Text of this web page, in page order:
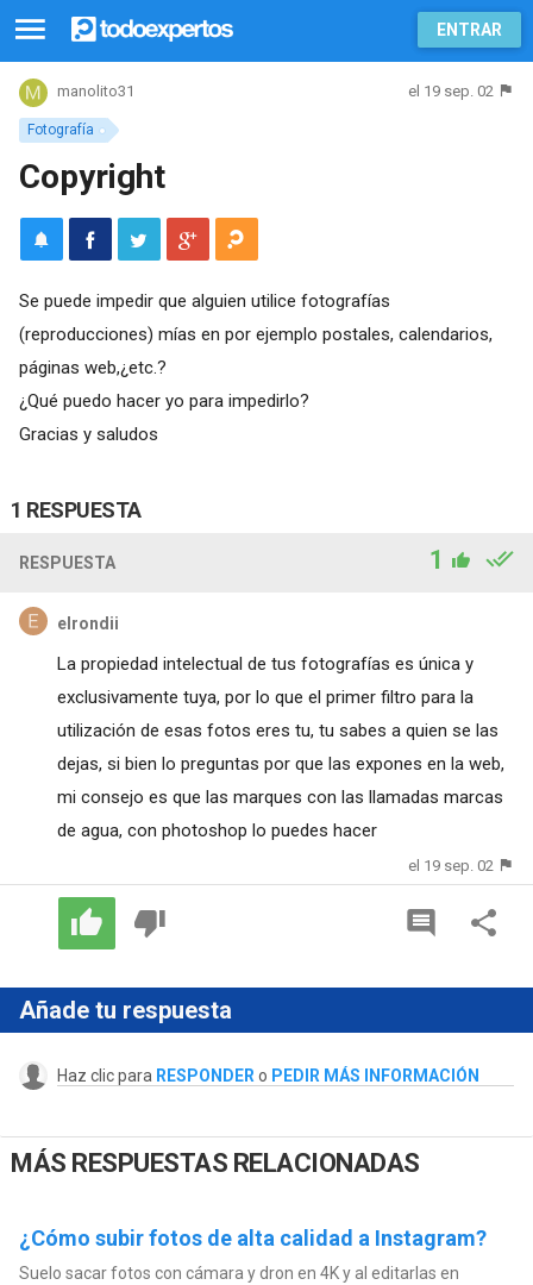
ENTRAR
Fotografía
manolito31 el 19 sep. 02
Copyright
Se puede impedir que alguien utilice fotografías
(reproducciones) mías en por ejemplo postales, calendarios,
páginas web,¿etc.?
¿Qué puedo hacer yo para impedirlo?
Gracias y saludos
1 RESPUESTA
RESPUESTA 1
elrondii
La propiedad intelectual de tus fotografías es única y
exclusivamente tuya, por lo que el primer filtro para la
utilización de esas fotos eres tu, tu sabes a quien se las
dejas, si bien lo preguntas por que las expones en la web,
mi consejo es que las marques con las llamadas marcas
de agua, con photoshop lo puedes hacer
el 19 sep. 02
Añade tu respuesta
Haz clic para RESPONDER o PEDIR MÁS INFORMACIÓN
MÁS RESPUESTAS RELACIONADAS
¿Cómo subir fotos de alta calidad a Instagram?
Suelo sacar fotos con cámara y dron en 4K y al editarlas en